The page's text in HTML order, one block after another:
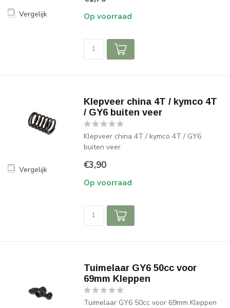
Vergelijk Op voorraad
Vergelijk
Klepveer china 4T / kymco 4T
/ GY6 buiten veer
Klepveer china 4T / kymco 4T / GY6
buiten veer
€3,90
Op voorraad
Tuimelaar GY6 50cc voor
69mm Kleppen
Tuimelaar GY6 50cc voor 69mm Kleppen